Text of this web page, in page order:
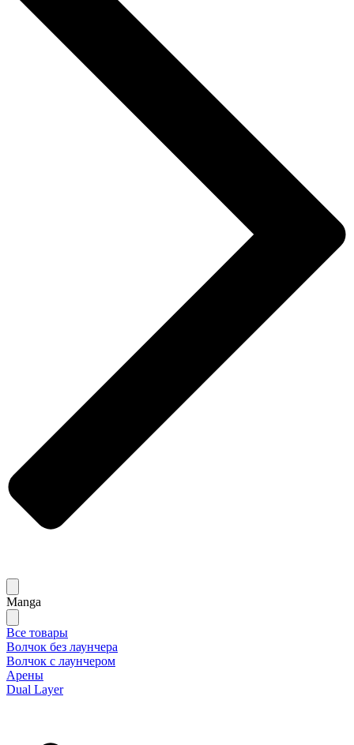
Manga
Все товары
Волчок без лаунчера
Волчок с лаунчером
Арены
Dual Layer